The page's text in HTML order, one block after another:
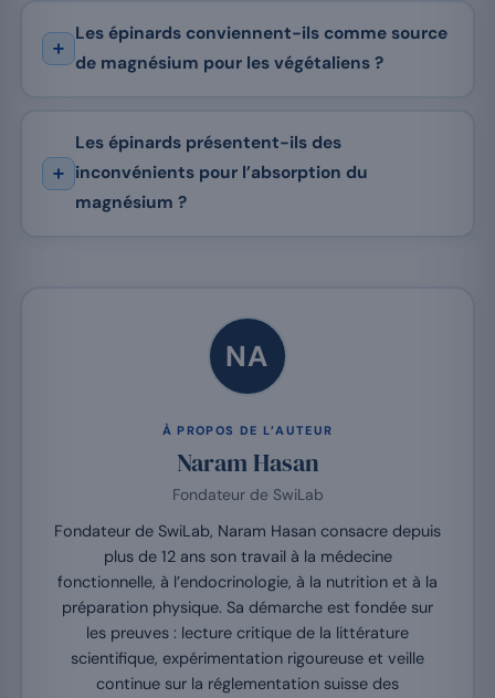
Les épinards conviennent-ils comme source
de magnésium pour les végétaliens ?
Les épinards présentent-ils des
inconvénients pour l’absorption du
magnésium ?
NA
À PROPOS DE L’AUTEUR
Naram Hasan
Fondateur de SwiLab
Fondateur de SwiLab, Naram Hasan consacre depuis
plus de 12 ans son travail à la médecine
fonctionnelle, à l’endocrinologie, à la nutrition et à la
préparation physique. Sa démarche est fondée sur
les preuves : lecture critique de la littérature
scientifique, expérimentation rigoureuse et veille
continue sur la réglementation suisse des